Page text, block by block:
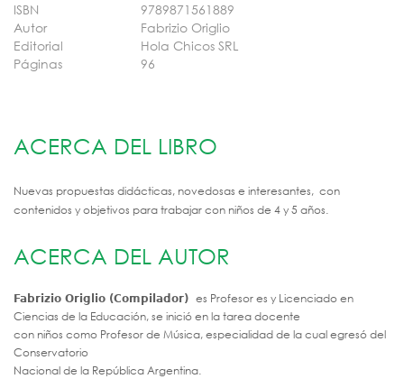
ISBN
9789871561889
Autor
Fabrizio Origlio
Editorial
Hola Chicos SRL
Páginas
96
ACERCA DEL LIBRO
Nuevas propuestas didácticas, novedosas e interesantes, con
contenidos y objetivos para trabajar con niños de 4 y 5 años.
ACERCA DEL AUTOR
Fabrizio Origlio (Compilador) es Profesor es y Licenciado en
Ciencias de la Educación, se inició en la tarea docente
con niños como Profesor de Música, especialidad de la cual egresó del
Conservatorio
Nacional de la República Argentina.